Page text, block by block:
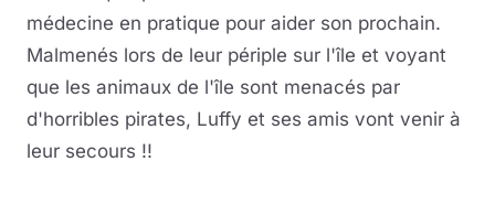
médecine en pratique pour aider son prochain.
Malmenés lors de leur périple sur l'île et voyant
que les animaux de l'île sont menacés par
d'horribles pirates, Luffy et ses amis vont venir à
leur secours !!